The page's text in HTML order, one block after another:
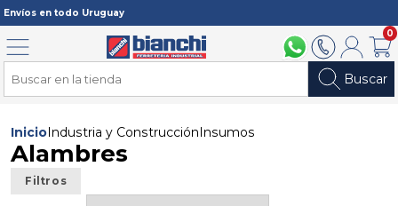
Envíos en todo Uruguay
094 211 1122902 2902Mi cuenta
0
Buscar
Menú
Inicio Industria y Construcción Insumos
Alambres
Filtros